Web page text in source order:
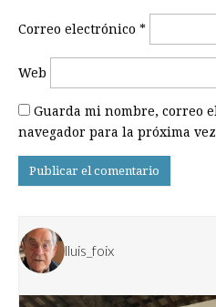
Correo electrónico *
Web
Guarda mi nombre, correo
navegador para la próxima
lluis_foix